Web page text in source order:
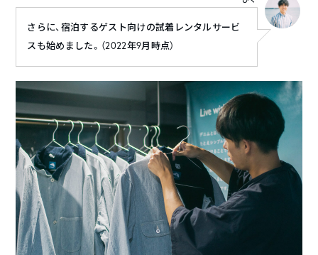
さらに、宿泊するゲスト向けの試着レンタルサービ
スも始めました。（2022年9月時点）